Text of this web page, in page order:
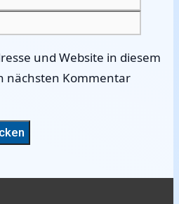
und Website in diesem
nächsten Kommentar